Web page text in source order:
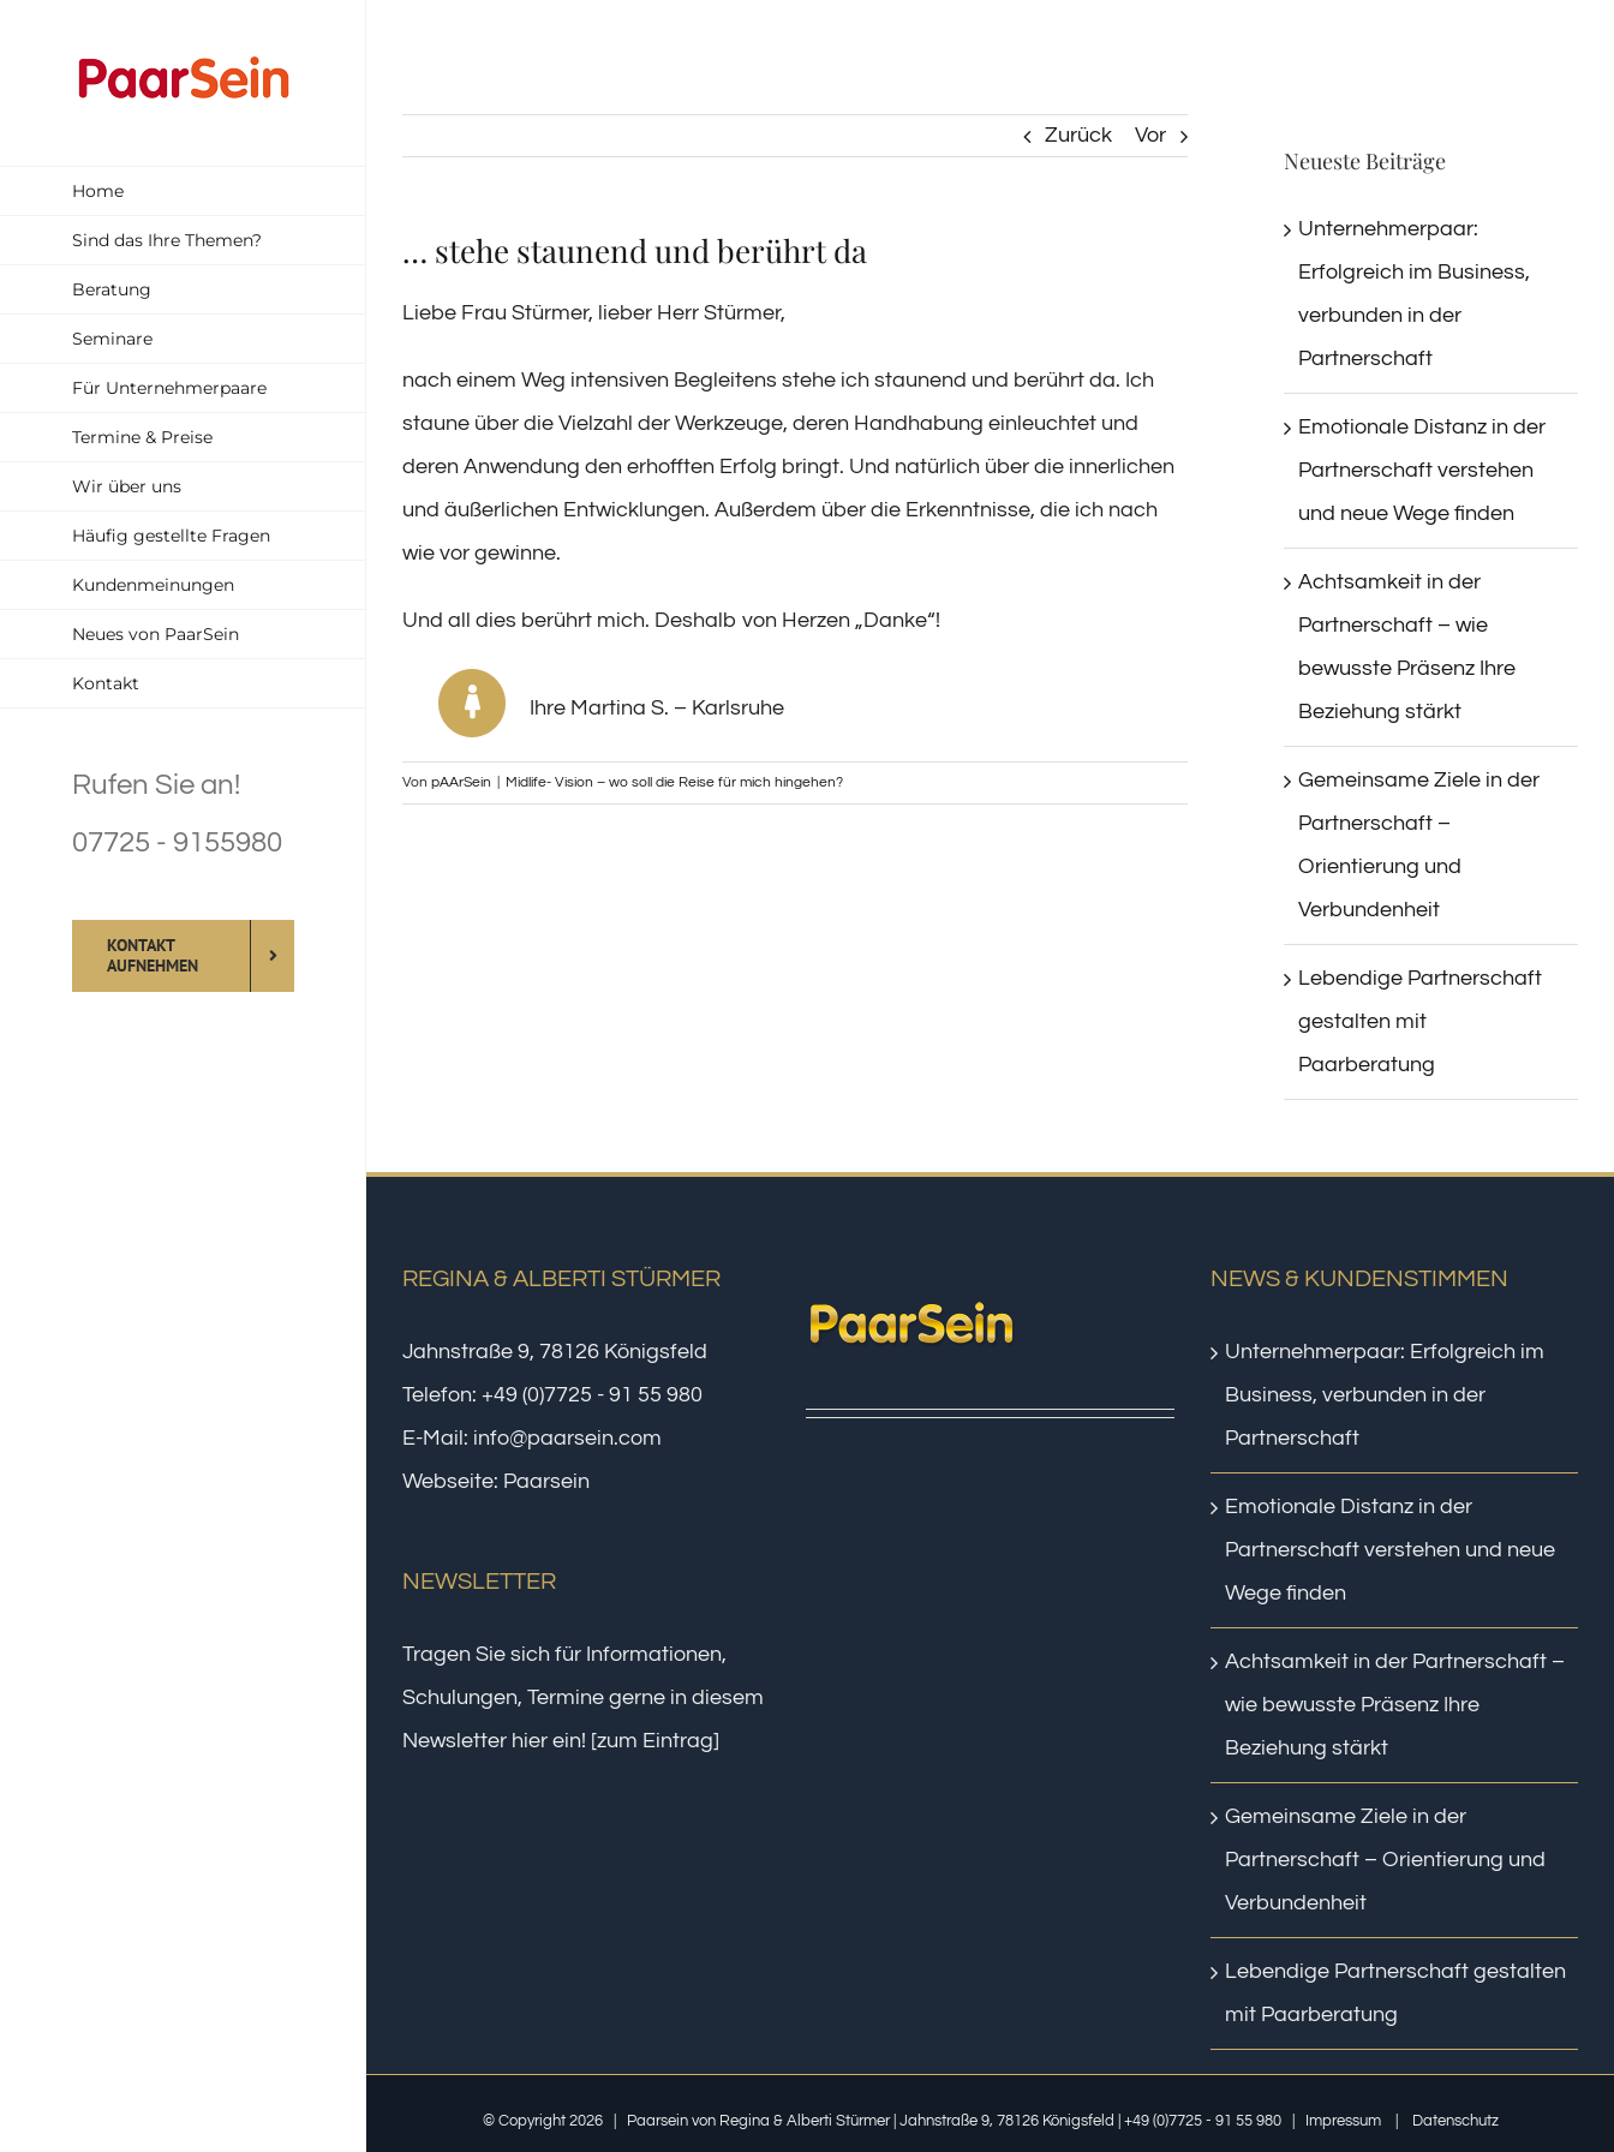
springen
Home
Sind das Ihre Themen?
Beratung
Seminare
Für Unternehmerpaare
Termine & Preise
Wir über uns
Häufig gestellte Fragen
Kundenmeinungen
Neues von PaarSein
Kontakt
Rufen Sie an!
07725 - 9155980
KONTAKT
AUFNEHMEN
Zurück Vor
… stehe staunend und berührt da
Liebe Frau Stürmer, lieber Herr Stürmer,
nach einem Weg intensiven Begleitens stehe ich staunend und berührt da. Ich
staune über die Vielzahl der Werkzeuge, deren Handhabung einleuchtet und
deren Anwendung den erhofften Erfolg bringt. Und natürlich über die innerlichen
und äußerlichen Entwicklungen. Außerdem über die Erkenntnisse, die ich nach
wie vor gewinne.
Und all dies berührt mich. Deshalb von Herzen „Danke“!
Ihre Martina S. – Karlsruhe
Von pAArSein Midlife- Vision – wo soll die Reise für mich hingehen?
Neueste Beiträge
Unternehmerpaar:
Erfolgreich im Business,
verbunden in der
Partnerschaft
Emotionale Distanz in der
Partnerschaft verstehen
und neue Wege finden
Achtsamkeit in der
Partnerschaft – wie
bewusste Präsenz Ihre
Beziehung stärkt
Gemeinsame Ziele in der
Partnerschaft –
Orientierung und
Verbundenheit
Lebendige Partnerschaft
gestalten mit
Paarberatung
REGINA & ALBERTI STÜRMER
Jahnstraße 9, 78126 Königsfeld
Telefon: +49 (0)7725 - 91 55 980
E-Mail: info@paarsein.com
Webseite: Paarsein
NEWSLETTER
Tragen Sie sich für Informationen,
Schulungen, Termine gerne in diesem
Newsletter hier ein! [zum Eintrag]
NEWS & KUNDENSTIMMEN
Unternehmerpaar: Erfolgreich im
Business, verbunden in der
Partnerschaft
Emotionale Distanz in der
Partnerschaft verstehen und neue
Wege finden
Achtsamkeit in der Partnerschaft –
wie bewusste Präsenz Ihre
Beziehung stärkt
Gemeinsame Ziele in der
Partnerschaft – Orientierung und
Verbundenheit
Lebendige Partnerschaft gestalten
mit Paarberatung
© Copyright 2026 | Paarsein von Regina & Alberti Stürmer | Jahnstraße 9, 78126 Königsfeld | +49 (0)7725 - 91 55 980 | Impressum| Datenschutz